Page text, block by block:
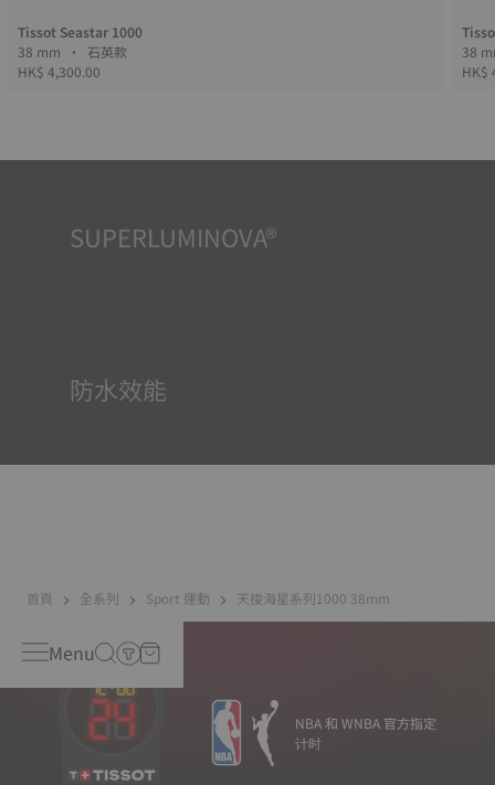
Tissot Seastar 1000
38 mm • 石英款
HK$ 4,300.00
HK$
SUPERLUMINOVA®
防水效能
首頁 全系列 Sport 運動 天梭海星系列1000 38mm
Menu
NBA 和 WNBA 官方指定
计时